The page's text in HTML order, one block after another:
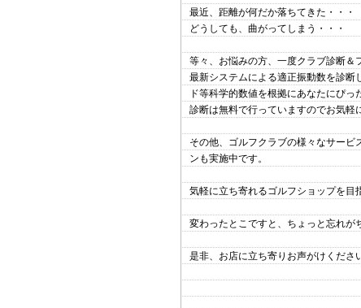
最近、距離が何だか落ちてきた・・・
どうしても、曲がってしまう・・・
等々、お悩みの方、一度クラブ診断＆
最新システムによる適正振動数を診断
ド等科学的数値を根拠にあなたにぴっ
診断は無料で行っていますのでお気軽
その他、ゴルフクラブの様々なサー
ンも実施中です。
気軽に立ち寄れるゴルフショップを目
変わったとこですと、ちょっと忘れが
是非、お店に立ち寄りお声がけくださ